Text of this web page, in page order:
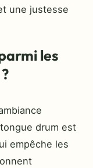
une justesse
les
drum est
empêche les